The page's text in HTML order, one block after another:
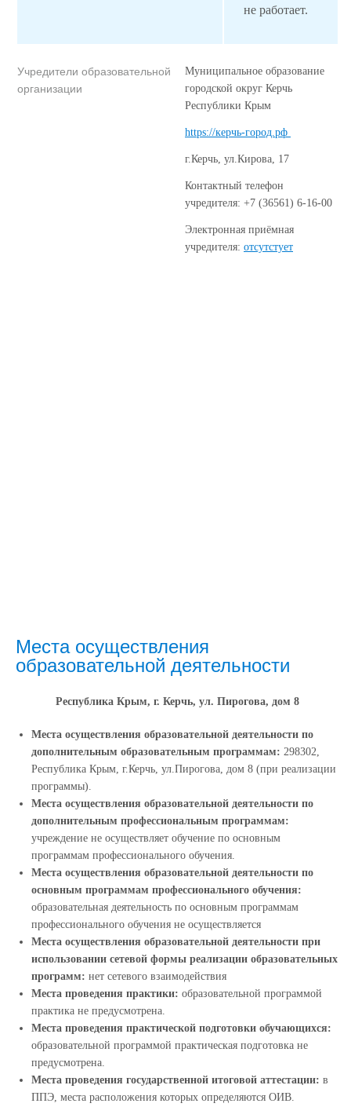
не работает.
Учредители образовательной
организации
Муниципальное образование
городской округ Керчь
Республики Крым
https://керчь-город.рф
г.Керчь, ул.Кирова, 17
Контактный телефон
учредителя: +7 (36561) 6-16-00
Электронная приёмная
учредителя: отсутстует
Места осуществления
образовательной деятельности
Республика Крым, г. Керчь, ул. Пирогова, дом 8
Места осуществления образовательной деятельности по
дополнительным образовательным программам: 298302,
Республика Крым, г.Керчь, ул.Пирогова, дом 8 (при реализации
программы).
Места осуществления образовательной деятельности по
дополнительным профессиональным программам:
учреждение не осуществляет обучение по основным
программам профессионального обучения.
Места осуществления образовательной деятельности по
основным программам профессионального обучения:
образовательная деятельность по основным программам
профессионального обучения не осуществляется
Места осуществления образовательной деятельности при
использовании сетевой формы реализации образовательных
программ: нет сетевого взаимодействия
Места проведения практики: образовательной программой
практика не предусмотрена.
Места проведения практической подготовки обучающихся:
образовательной программой практическая подготовка не
предусмотрена.
Места проведения государственной итоговой аттестации: в
ППЭ, места расположения которых определяются ОИВ.